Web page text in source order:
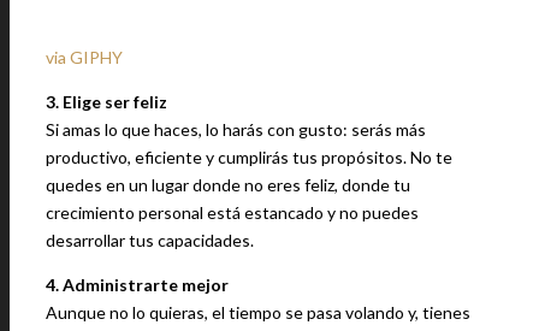
via GIPHY
3. Elige ser feliz
Si amas lo que haces, lo harás con gusto: serás más
productivo, eficiente y cumplirás tus propósitos. No te
quedes en un lugar donde no eres feliz, donde tu
crecimiento personal está estancado y no puedes
desarrollar tus capacidades.
4. Administrarte mejor
Aunque no lo quieras, el tiempo se pasa volando y, tienes